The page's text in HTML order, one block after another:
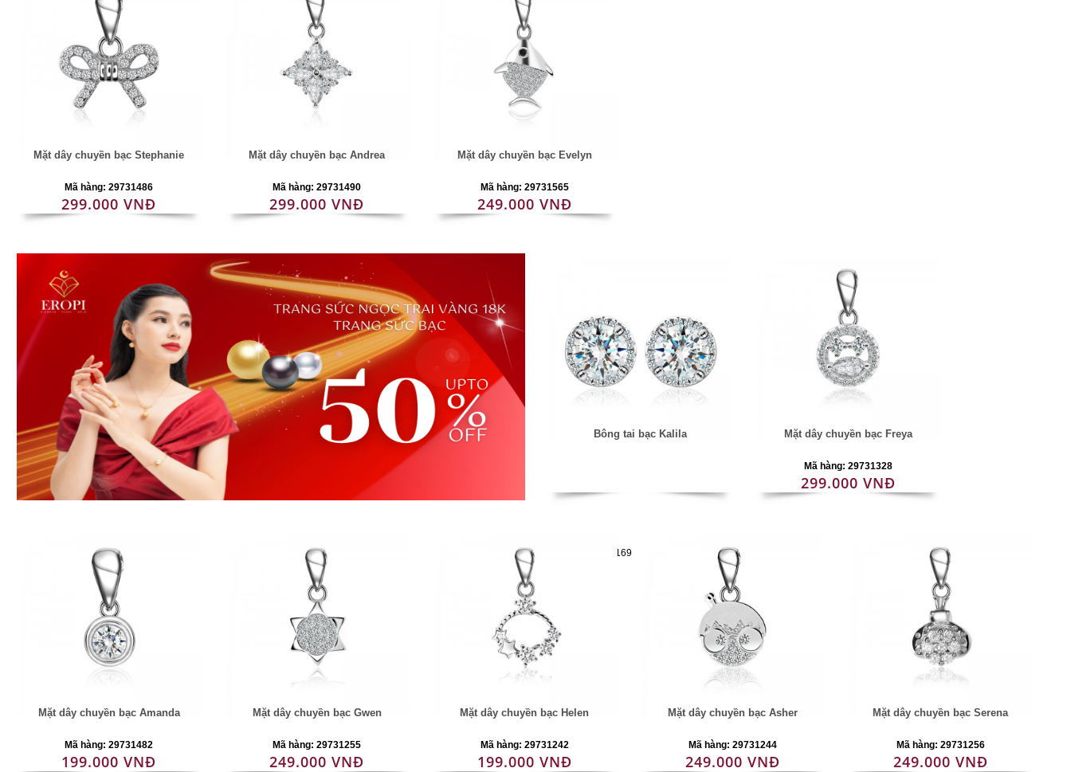
Mặt dây chuyền bạc Stephanie
Mã hàng: 29731486
299.000 VNĐ
Mặt dây chuyền bạc Andrea
Mã hàng: 29731490
299.000 VNĐ
Mặt dây chuyền bạc Evelyn
Mã hàng: 29731565
249.000 VNĐ
Bông tai bạc Kalila
Mã hàng:29721169
Mặt dây chuyền bạc Freya
Mã hàng: 29731328
299.000 VNĐ
Mặt dây chuyền bạc Amanda
Mã hàng: 29731482
199.000 VNĐ
Mặt dây chuyền bạc Gwen
Mã hàng: 29731255
249.000 VNĐ
Mặt dây chuyền bạc Helen
Mã hàng: 29731242
199.000 VNĐ
Mặt dây chuyền bạc Asher
Mã hàng: 29731244
249.000 VNĐ
Mặt dây chuyền bạc Serena
Mã hàng: 29731256
249.000 VNĐ